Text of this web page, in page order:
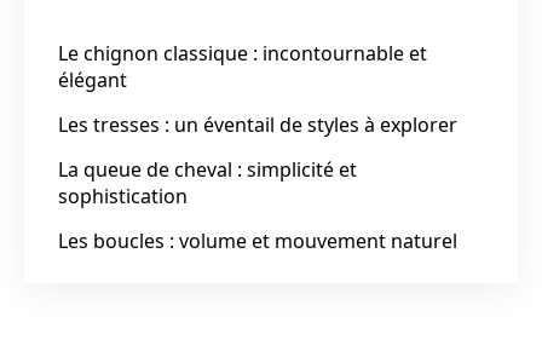
Le chignon classique : incontournable et
élégant
Les tresses : un éventail de styles à explorer
La queue de cheval : simplicité et
sophistication
Les boucles : volume et mouvement naturel